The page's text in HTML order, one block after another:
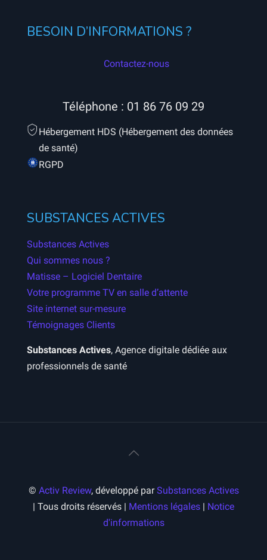
BESOIN D’INFORMATIONS ?
Contactez-nous
Téléphone : 01 86 76 09 29
Hébergement HDS (Hébergement des données
de santé)
RGPD
SUBSTANCES ACTIVES
Substances Actives
Qui sommes nous ?
Matisse – Logiciel Dentaire
Votre programme TV en salle d’attente
Site internet sur-mesure
Témoignages Clients
Substances Actives, Agence digitale dédiée aux
professionnels de santé
© Activ Review, développé parSubstances Actives
| Tous droits réservés | Mentions légales | Notice
d'informations